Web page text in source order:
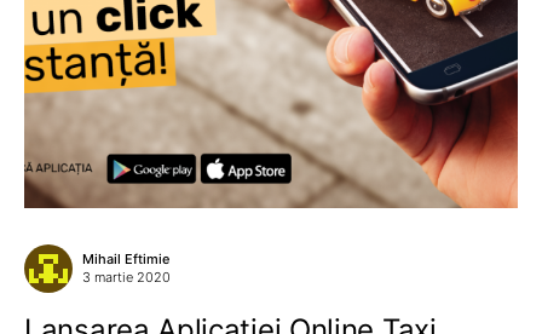
Mihail Eftimie
3 martie 2020